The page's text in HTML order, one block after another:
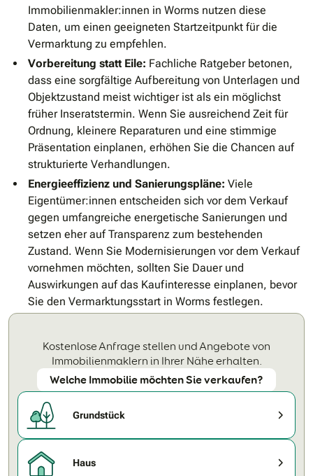
Immobilienmakler:innen in Worms nutzen diese
Daten, um einen geeigneten Startzeitpunkt für die
Vermarktung zu empfehlen.
Vorbereitung statt Eile: Fachliche Ratgeber betonen,
dass eine sorgfältige Aufbereitung von Unterlagen und
Objektzustand meist wichtiger ist als ein möglichst
früher Inseratstermin. Wenn Sie ausreichend Zeit für
Ordnung, kleinere Reparaturen und eine stimmige
Präsentation einplanen, erhöhen Sie die Chancen auf
strukturierte Verhandlungen.
Energieeffizienz und Sanierungspläne: Viele
Eigentümer:innen entscheiden sich vor dem Verkauf
gegen umfangreiche energetische Sanierungen und
setzen eher auf Transparenz zum bestehenden
Zustand. Wenn Sie Modernisierungen vor dem Verkauf
vornehmen möchten, sollten Sie Dauer und
Auswirkungen auf das Kaufinteresse einplanen, bevor
Sie den Vermarktungsstart in Worms festlegen.
Kostenlose Anfrage stellen und Angebote von
Immobilienmaklern in Ihrer Nähe erhalten.
Welche Immobilie möchten Sie verkaufen?
Grundstück
Haus